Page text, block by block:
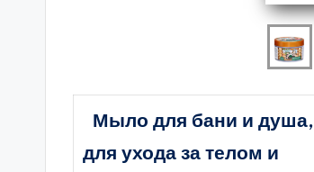
Мыло для бани и душа,
для ухода за телом и